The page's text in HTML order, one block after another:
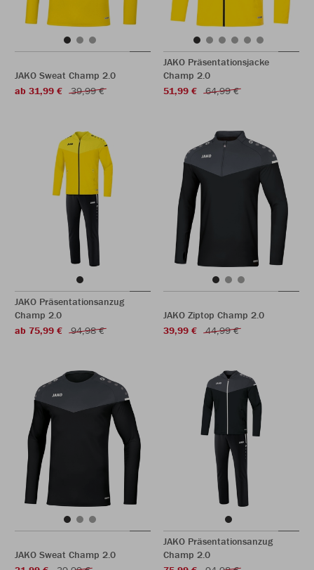
JAKO Sweat Champ 2.0
ab 31,99 €
39,99 €
JAKO Präsentationsjacke
Champ 2.0
51,99 €
64,99 €
JAKO Präsentationsanzug
Champ 2.0
ab 75,99 €
94,98 €
JAKO Ziptop Champ 2.0
39,99 €
44,99 €
JAKO Sweat Champ 2.0
JAKO Präsentationsanzug
Champ 2.0